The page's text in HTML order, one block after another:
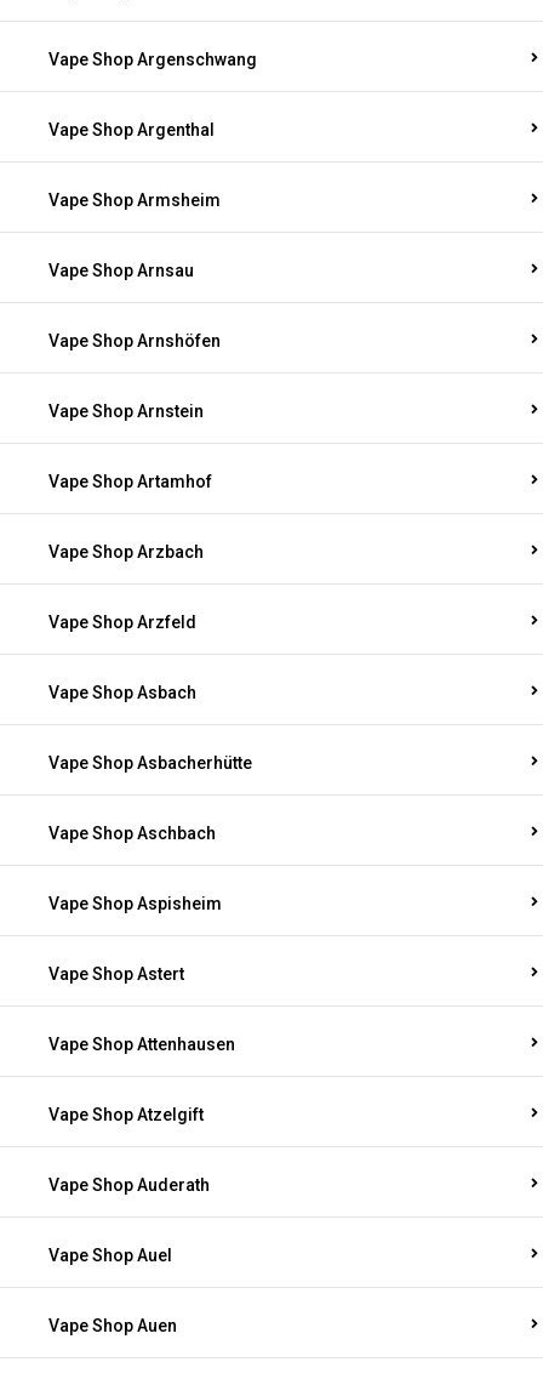
Vape Shop Argenschwang
Vape Shop Argenthal
Vape Shop Armsheim
Vape Shop Arnsau
Vape Shop Arnshöfen
Vape Shop Arnstein
Vape Shop Artamhof
Vape Shop Arzbach
Vape Shop Arzfeld
Vape Shop Asbach
Vape Shop Asbacherhütte
Vape Shop Aschbach
Vape Shop Aspisheim
Vape Shop Astert
Vape Shop Attenhausen
Vape Shop Atzelgift
Vape Shop Auderath
Vape Shop Auel
Vape Shop Auen